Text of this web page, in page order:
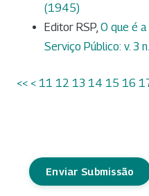
(1945)
Editor RSP, O que é
Serviço Público: v. 3
<< < 11 12 13 14 15 16
Enviar Submissão